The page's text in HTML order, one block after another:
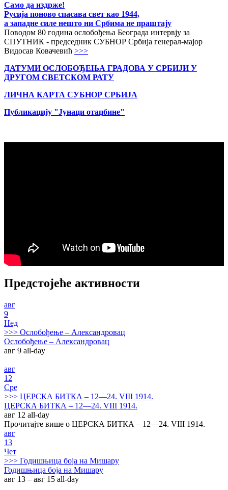
Само да издрже!
Русија поново спасава свет као 1944,
а западне силе нешто ни Србима не праштају
Поводом 80 година ослобођења Београда интервју за
СПУТНИК - председник СУБНОР Србија генерал-мајор
Видосав Ковачевић >>>
ДАТУМИ ОСЛОБОЂЕЊА ГРАДОВА У СРБИЈИ У
ДРУГОМ СВЕТСКОМ РАТУ
ЛИЧНА КАРТА СУБНОР СРБИЈА
Публикацију "Јунаци отаџбине"
Предстојеће активности
авг
9
Нед
>>> Ослобођење – Александровац
Ослобођење – Александровац
авг 9 all-day
авг
12
Сре
>>> ЦЕРСКА БИТКА – 12—24. VIII 1914.
ЦЕРСКА БИТКА – 12—24. VIII 1914.
авг 12 all-day
Прочитајте више о ЦЕРСКА БИТКА – 12—24. VIII 1914.
авг
13
Чет
>>> Годишњица боја на Мишару
Годишњица боја на Мишару
авг 13 – авг 15 all-day